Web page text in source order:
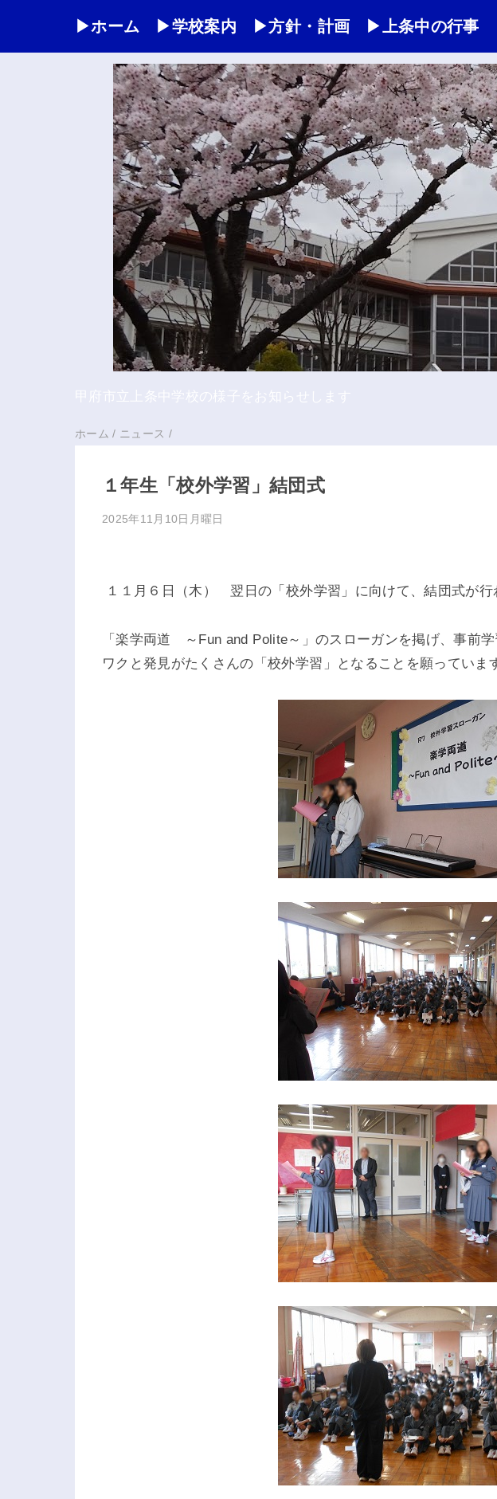
▶ホーム ▶学校案内 ▶方針・計画 ▶上条中の行事
ホーム / ニュース /
１年生「校外学習」結団式
2025年11月10日月曜日
１１月６日（木） 翌日の「校外学習」に向けて、結団式が行
「楽学両道 ～Fun and Polite～」のスローガンを掲げ、事前
ワクと発見がたくさんの「校外学習」となることを願っていま